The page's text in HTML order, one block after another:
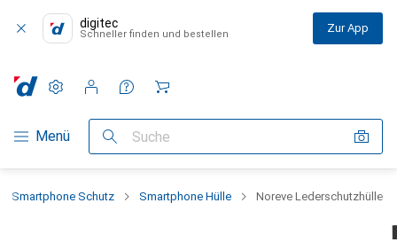
digitec
Schneller finden und bestellen Zur App
Navigation nach Kategorien
Menü Suche
Einstellungen
Kundenkonto
Vergleichslisten
Merklisten
Warenkorb
Smartphone Schutz Smartphone Hülle Noreve Lederschutzhülle